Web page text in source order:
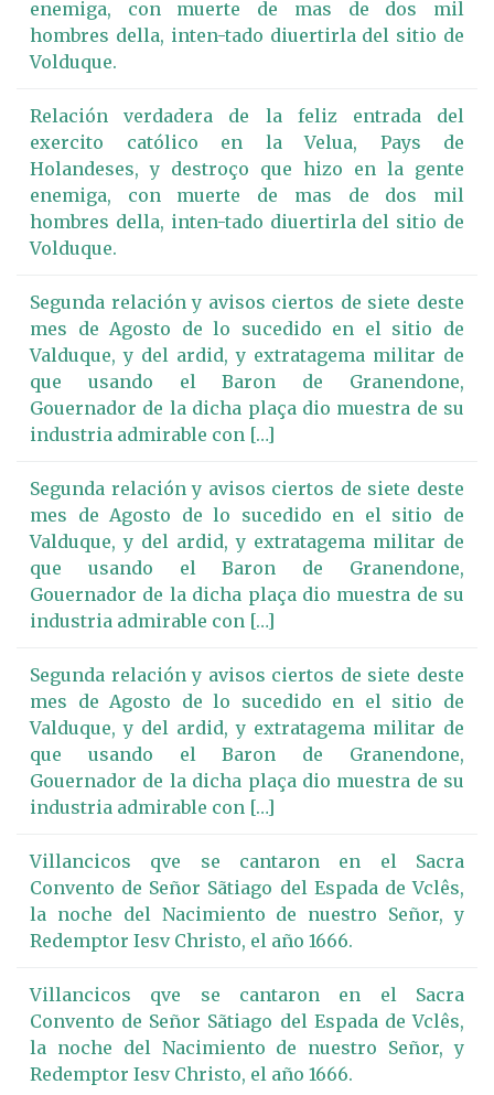
enemiga, con muerte de mas de dos mil
hombres della, inten-tado diuertirla del sitio de
Volduque.
Relación verdadera de la feliz entrada del
exercito católico en la Velua, Pays de
Holandeses, y destroço que hizo en la gente
enemiga, con muerte de mas de dos mil
hombres della, inten-tado diuertirla del sitio de
Volduque.
Segunda relación y avisos ciertos de siete deste
mes de Agosto de lo sucedido en el sitio de
Valduque, y del ardid, y extratagema militar de
que usando el Baron de Granendone,
Gouernador de la dicha plaça dio muestra de su
industria admirable con […]
Segunda relación y avisos ciertos de siete deste
mes de Agosto de lo sucedido en el sitio de
Valduque, y del ardid, y extratagema militar de
que usando el Baron de Granendone,
Gouernador de la dicha plaça dio muestra de su
industria admirable con […]
Segunda relación y avisos ciertos de siete deste
mes de Agosto de lo sucedido en el sitio de
Valduque, y del ardid, y extratagema militar de
que usando el Baron de Granendone,
Gouernador de la dicha plaça dio muestra de su
industria admirable con […]
Villancicos qve se cantaron en el Sacra
Convento de Señor Sãtiago del Espada de Vclês,
la noche del Nacimiento de nuestro Señor, y
Redemptor Iesv Christo, el año 1666.
Villancicos qve se cantaron en el Sacra
Convento de Señor Sãtiago del Espada de Vclês,
la noche del Nacimiento de nuestro Señor, y
Redemptor Iesv Christo, el año 1666.